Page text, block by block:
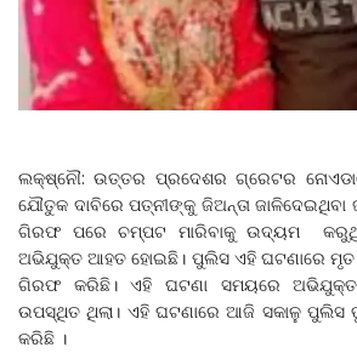
ଲକ୍ଷ୍ନୌ: ଉତ୍ତର ପ୍ରଦେଶର ଗ୍ରେଟର
ଯୌତୁକ ଦାବିରେ ପତ୍ନୀଙ୍କୁ ଜିଅନ୍ତା
ଗିରଫ ପରେ ଚମ୍ପଟ ମାରିବାକୁ ଉଦ୍ୟମ
ଅଭିଯୁକ୍ତ ଆହତ ହୋଇଛି। ପୁଲିସ ଏହି ଘଟଣାରେ ମୃତ
ଗିରଫ କରିଛି। ଏହି ଘଟଣା ସମୟରେ
ଉପସ୍ଥିତ ଥିଲା। ଏହି ଘଟଣାରେ ଆଜି ସକାଳୁ
କରିଛି ।